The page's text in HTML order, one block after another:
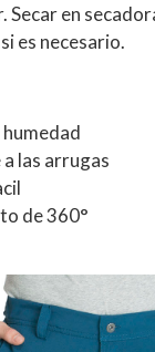
Secar en
es necesario.
las arrugas
de 360°